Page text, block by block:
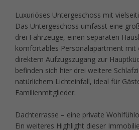
Luxuriöses Untergeschoss mit
Das Untergeschoss umfasst eine
drei Fahrzeuge, einen separaten
komfortables Personalapartment mit
direktem Aufzugszugang zur
befinden sich hier drei weitere
natürlichem Lichteinfall, ideal für
Familienmitglieder.
Dachterrasse – eine private
Ein weiteres Highlight dieser